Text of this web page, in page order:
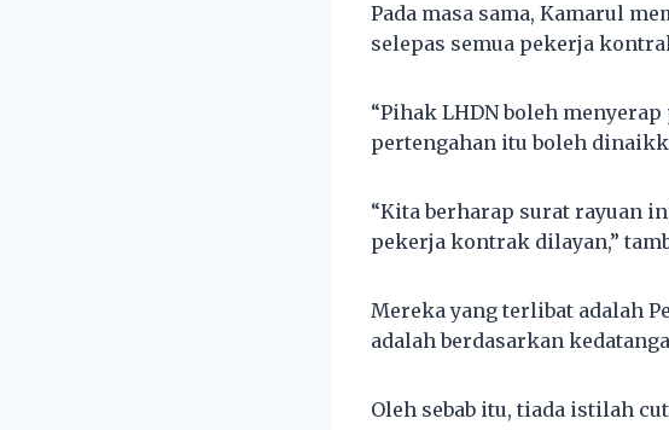
Pada masa sama, Kamarul
selepas semua pekerja
“Pihak LHDN boleh
pertengahan itu boleh
“Kita berharap surat rayuan
pekerja kontrak dilayan,”
Mereka yang terlibat adalah
adalah berdasarkan
Oleh sebab itu, tiada istilah